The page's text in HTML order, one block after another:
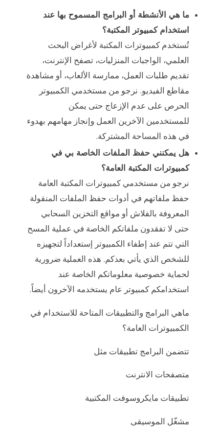
ما هي الأنشطة أو البرامج المسموح بها عند
استخدام كمبيوتر المكتبة؟
تُستخدم كمبيوترات المكتبة لأغراض البحث
العلمي، الواجبات المنزليات، تصفح الإنترنت،
تقديم طلبات العمل، ممارسة الألعاب، أو مشاهدة
مقاطع الفيديو. نرجو من مستخدمي الكمبيوتر
الحرص على عدم الإزعاج حتى يمكن
للمستخدمين الآخرين العمل وإنجاز مهامهم بهدوء
في هذه المساحة المشتركة.
هل يمكنني حفظ الملفات الخاصة بي في
كمبيوترات المكتبة العامة؟
نرجو من مستخدمي كمبيوترات المكتبة العامة
حفظ ملفاتهم في أدوات حفظ الملفات المنقولة
المعروفة بالفلاش أو مواقع التخزين السحابي
حتى لا تفقدون ملفاتكم الخاصة في عملية المسح
التي تتم عند إطفاء الكمبيوتر إستعداداً لتجهيزه
للشخص الذي يأتي بعدكم. هذه العملية ضرورية
لحماية خصوصية معلوماتكم الخاصة عند
استخدامكم كمبيوتر عام يستخدمه الآخرون أيضاً.
ماهي البرامج والتطبيقات المتاحة للاستخدام في
الكمبيوترات العامة؟
تتضمن البرامج تطبيقات مثل
متصفحات الانترنت
تطبيقات مايكروسوفت المكتبية
مشغّل الموسيقى